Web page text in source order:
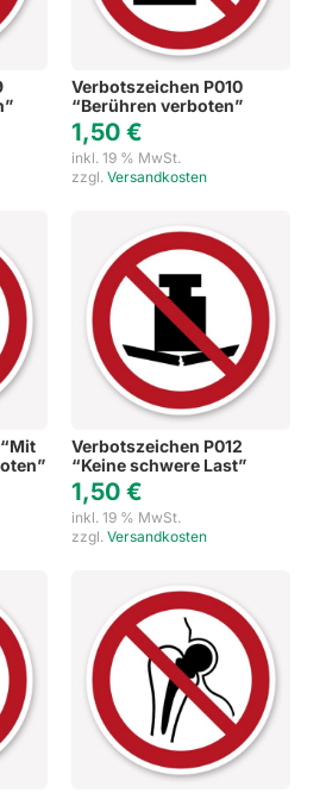
Verbotszeichen P010
“Berühren verboten”
1,50 €
inkl. 19 % MwSt.
zzgl. Versandkosten
Verbotszeichen P012
“Keine schwere Last”
1,50 €
inkl. 19 % MwSt.
zzgl. Versandkosten